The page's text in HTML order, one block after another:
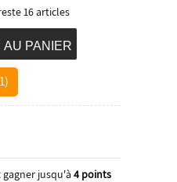
16articles
AU PANIER
jusqu'à 4points